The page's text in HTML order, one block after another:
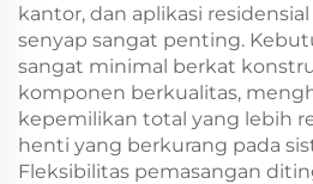
kantor, dan aplikasi
senyap sangat penting.
sangat minimal berkat
komponen berkualitas,
kepemilikan total yang lebih
henti yang berkurang pada
Fleksibilitas pemasangan